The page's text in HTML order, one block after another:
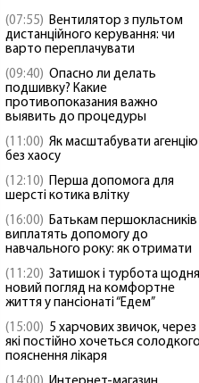
(07:55) Вентилятор з пультом
дистанційного керування: чи
варто переплачувати
(09:40) Опасно ли делать
подшивку? Какие
противопоказания важно
выявить до процедуры
(11:00) Як масштабувати агенцію
без хаосу
(12:10) Перша допомога для
шерсті котика влітку
(16:00) Батькам першокласників
виплатять допомогу до
навчального року: як отримати
(11:20) Затишок і турбота
новий погляд на комфортне
життя у пансіонаті “Едем”
(15:00) 5 харчових звичок, через
які постійно хочеться
пояснення лікаря